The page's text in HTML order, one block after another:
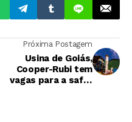
Próxima Postagem
Usina de Goiás,
Cooper-Rubi tem
vagas para a safra